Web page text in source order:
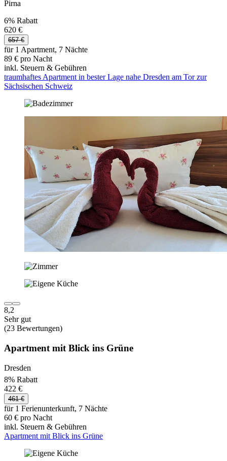
Pirna
6% Rabatt
620 €
657 €
für 1 Apartment, 7 Nächte
89 € pro Nacht
inkl. Steuern & Gebühren
traumhaftes Apartment in bester Lage nahe Dresden am Tor zur
Sächsischen Schweiz
8,2
Sehr gut
(23 Bewertungen)
Apartment mit Blick ins Grüne
Dresden
8% Rabatt
422 €
461 €
für 1 Ferienunterkunft, 7 Nächte
60 € pro Nacht
inkl. Steuern & Gebühren
Apartment mit Blick ins Grüne